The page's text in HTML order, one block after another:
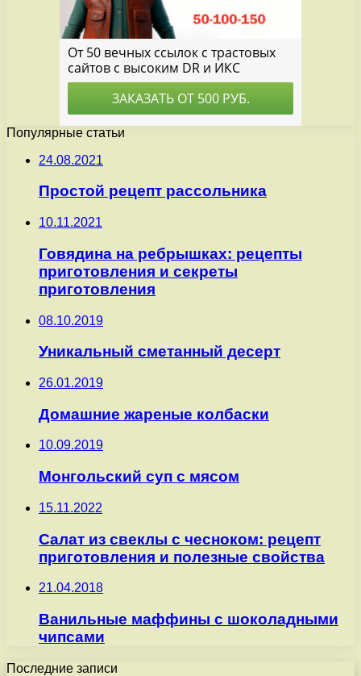
Популярные статьи
24.08.2021
Простой рецепт рассольника
10.11.2021
Говядина на ребрышках: рецепты
приготовления и секреты
приготовления
08.10.2019
Уникальный сметанный десерт
26.01.2019
Домашние жареные колбаски
10.09.2019
Монгольский суп с мясом
15.11.2022
Салат из свеклы с чесноком: рецепт
приготовления и полезные свойства
21.04.2018
Ванильные маффины с шоколадными
чипсами
Последние записи